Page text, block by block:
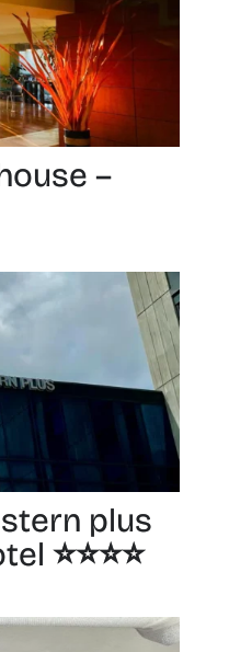
–
plus
⭐️⭐️⭐️⭐️